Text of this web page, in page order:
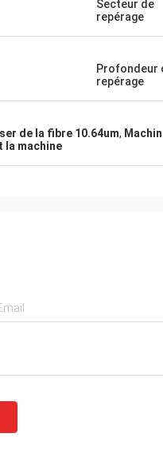
Secteur de
repérage
Profondeur
repérage
de la fibre 10.64um,
la machine